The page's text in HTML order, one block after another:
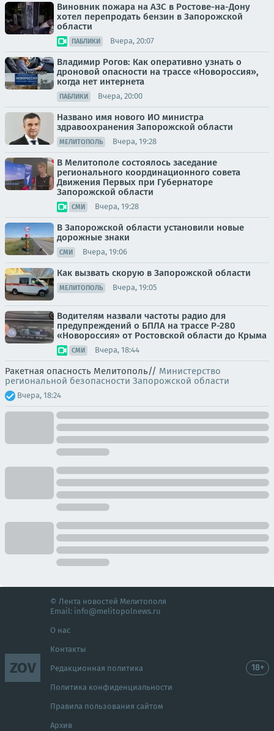
Виновник пожара на АЗС в Ростове-на-Дону
хотел перепродать бензин в Запорожской
области
ПАБЛИКИ Вчера, 20:07
Владимир Рогов: Как оперативно узнать о
дроновой опасности на трассе «Новороссия»,
когда нет интернета
ПАБЛИКИ Вчера, 20:00
Названо имя нового ИО министра
здравоохранения Запорожской области
МЕЛИТОПОЛЬ Вчера, 19:28
В Мелитополе состоялось заседание
регионального координационного совета
Движения Первых при Губернаторе
Запорожской области
СМИ Вчера, 19:28
В Запорожской области установили новые
дорожные знаки
СМИ Вчера, 19:06
Как вызвать скорую в Запорожской области
МЕЛИТОПОЛЬ Вчера, 19:05
Водителям назвали частоты радио для
предупреждений о БПЛА на трассе Р-280
«Новороссия» от Ростовской области до Крыма
СМИ Вчера, 18:44
Ракетная опасность Мелитополь// Министерство
региональной безопасности Запорожской области
Вчера, 18:24
ZOV
© Лента новостей Мелитополя
Email: info@melitopolnews.ru
О нас
Контакты
Редакционная политика
Политика конфиденциальности
Правила пользования сайтом
Архив
18+